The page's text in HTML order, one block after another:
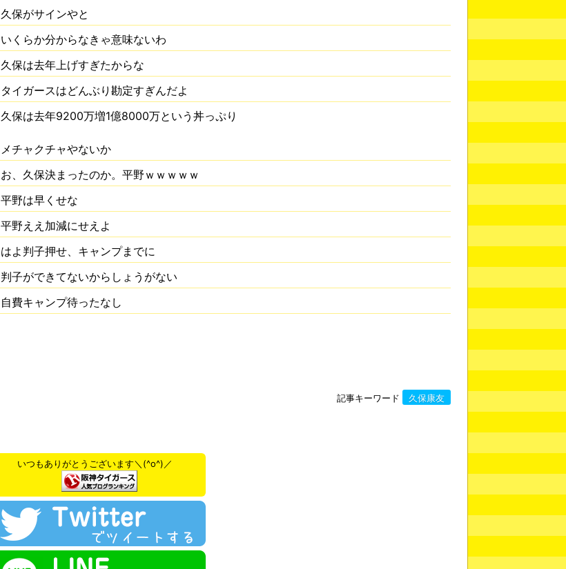
久保がサインやと
いくらか分からなきゃ意味ないわ
久保は去年上げすぎたからな
タイガースはどんぶり勘定すぎんだよ
久保は去年9200万増1億8000万という丼っぷり
メチャクチャやないか
お、久保決まったのか。平野ｗｗｗｗｗ
平野は早くせな
平野ええ加減にせえよ
はよ判子押せ、キャンプまでに
判子ができてないからしょうがない
自費キャンプ待ったなし
記事キーワード 久保康友
いつもありがとうございます＼(^o^)／